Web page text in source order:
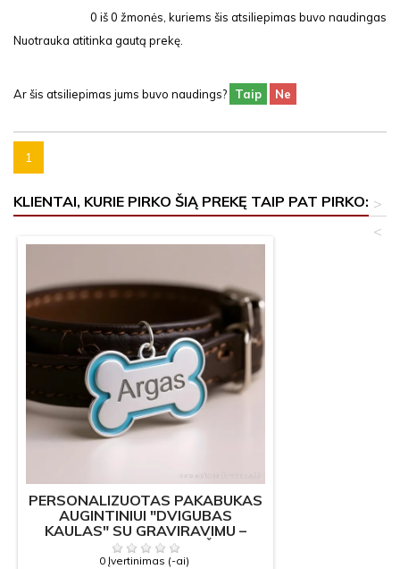
0 iš0 žmonės, kuriems šis atsiliepimas buvo naudingas
Nuotrauka atitinka gautą prekę.
Ar šis atsiliepimas jums buvo naudings? Taip Ne
1
KLIENTAI, KURIE PIRKO ŠIĄ PREKĘ TAIP PAT PIRKO: >
<
PERSONALIZUOTAS PAKABUKAS
AUGINTINIUI "DVIGUBAS
KAULAS" SU GRAVIRAVIMU –
VARDINIS PAKABUKAS ŠUNIUI
0 Įvertinimas (-ai)